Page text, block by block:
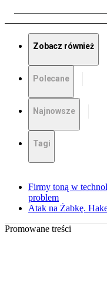
Zobacz również
Polecane
Najnowsze
Tagi
Firmy toną w
problem
Atak na Żabkę.
Promowane treści